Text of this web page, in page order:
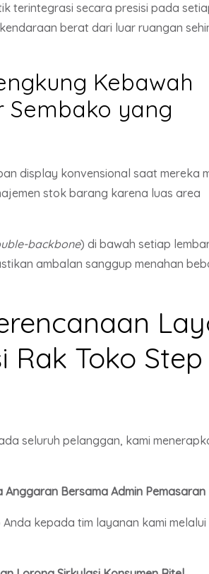
terintegrasi secara presisi pada
berat dari luar ruangan
Kebawah
Sembako yang
display konvensional saat mereka
stok barang karena luas area
backbone) di bawah setiap
ambalan sanggup menahan
Rak Toko
seluruh pelanggan, kami
Anggaran Bersama Admin Pemasaran
kepada tim layanan kami melalui